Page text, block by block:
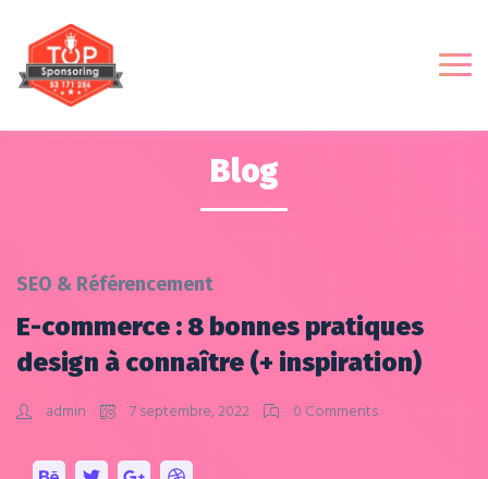
Blog
SEO & Référencement
E-commerce : 8 bonnes pratiques
design à connaître (+ inspiration)
admin 7 septembre, 2022 0 Comments